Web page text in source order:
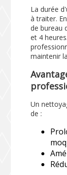
La durée
à traiter.
de bureau
et 4
maintenir
Un
de :